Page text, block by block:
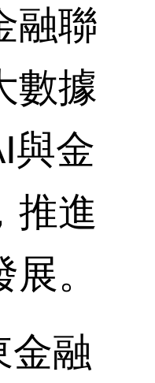
融聯
數據
與金
推進
。
融